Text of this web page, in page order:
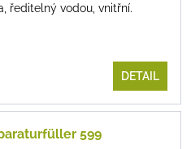
ředitelný vodou, vnitřní.
DETAIL
599